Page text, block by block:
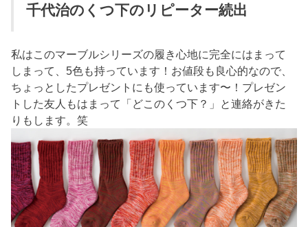
千代治のくつ下のリピーター続出
私はこのマーブルシリーズの履き心地に完全にはまって
しまって、5色も持っています！お値段も良心的なので、
ちょっとしたプレゼントにも使っています〜！プレゼン
トした友人もはまって「どこのくつ下？」と連絡がきた
りもします。笑